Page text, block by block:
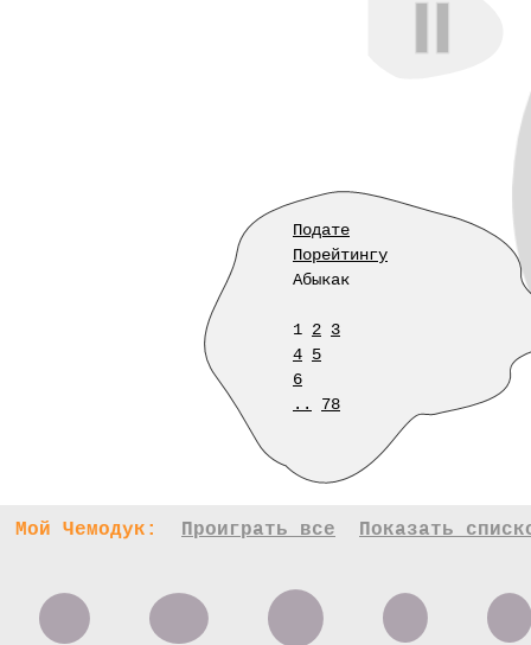
Подате
Порейтингу
Абыкак
1 2 3
4 5
6
..
78
Мой Чемодук: Проиграть все Показать